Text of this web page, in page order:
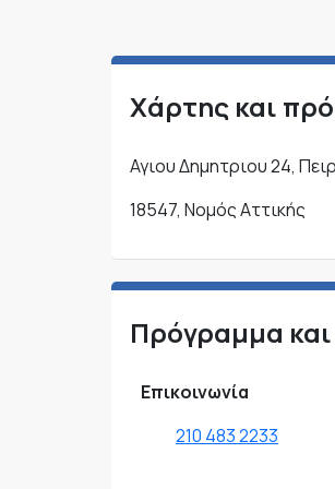
Χάρτης και
Αγιου Δημητριου 24,
18547, Νομός Αττικής
Πρόγραμμα και
Επικοινωνία
210 483 2233